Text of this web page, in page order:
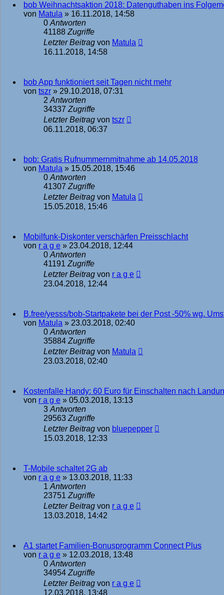
bob Weihnachtsaktion 2018: Datenguthaben ins
von Matula » 16.11.2018, 14:58
0Antworten
41188Zugriffe
Letzter Beitrag von Matula
16.11.2018, 14:58
bob App funktioniert seit Tagen nicht mehr
von tszr » 29.10.2018, 07:31
2Antworten
34337Zugriffe
Letzter Beitrag von tszr
06.11.2018, 06:37
bob: Gratis Rufnummernmitnahme ab 14.05.2018
von Matula » 15.05.2018, 15:46
0Antworten
41307Zugriffe
Letzter Beitrag von Matula
15.05.2018, 15:46
Mobilfunk-Diskonter verschärfen Preisschlacht
von r a g e » 23.04.2018, 12:44
0Antworten
41191Zugriffe
Letzter Beitrag von r a g e
23.04.2018, 12:44
B.free/yesss/bob-Startpakete bei der Post -50% wg.
von Matula » 23.03.2018, 02:40
0Antworten
35884Zugriffe
Letzter Beitrag von Matula
23.03.2018, 02:40
Kostenfalle Handy: 60 Euro für Einschalten nach
von r a g e » 05.03.2018, 13:13
3Antworten
29563Zugriffe
Letzter Beitrag von bluepepper
15.03.2018, 12:33
T-Mobile schaltet 2G ab
von r a g e » 13.03.2018, 11:33
1Antworten
23751Zugriffe
Letzter Beitrag von r a g e
13.03.2018, 14:42
A1 startet Familien-Bonusprogramm Connect Plus
von r a g e » 12.03.2018, 13:48
0Antworten
34954Zugriffe
Letzter Beitrag von r a g e
12.03.2018, 13:48